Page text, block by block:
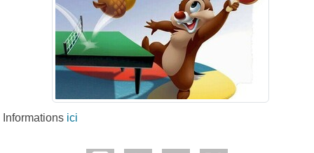
Informations ici